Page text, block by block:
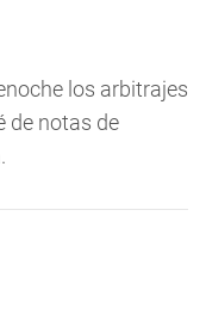
los arbitrajes
de notas de